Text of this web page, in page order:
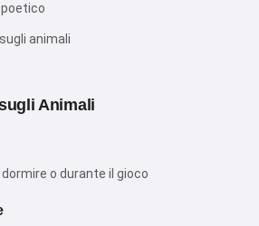
animali
Animali
o durante il gioco